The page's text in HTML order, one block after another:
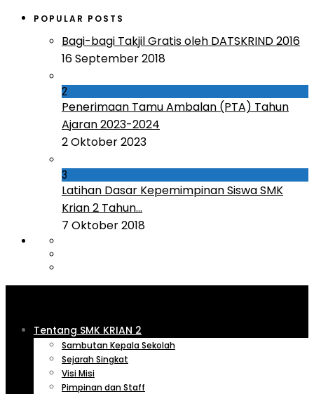
POPULAR POSTS
Bagi-bagi Takjil Gratis oleh DATSKRIND 2016
16 September 2018
2
Penerimaan Tamu Ambalan (PTA) Tahun
Ajaran 2023-2024
2 Oktober 2023
3
Latihan Dasar Kepemimpinan Siswa SMK
Krian 2 Tahun...
7 Oktober 2018
Tentang SMK KRIAN 2
Sambutan Kepala Sekolah
Sejarah Singkat
Visi Misi
Pimpinan dan Staff